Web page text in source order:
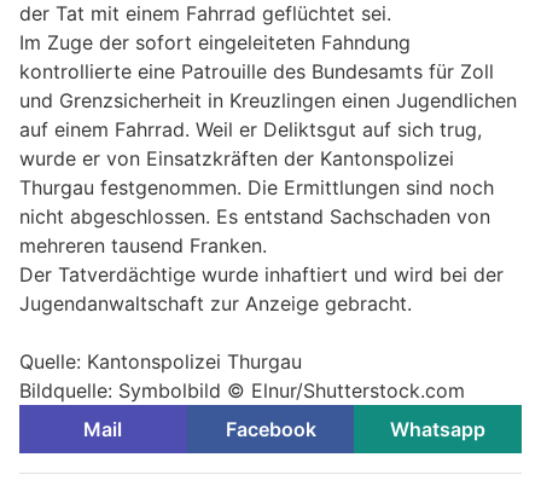
der Tat mit einem Fahrrad geflüchtet sei.
Im Zuge der sofort eingeleiteten Fahndung
kontrollierte eine Patrouille des Bundesamts für Zoll
und Grenzsicherheit in Kreuzlingen einen Jugendlichen
auf einem Fahrrad. Weil er Deliktsgut auf sich trug,
wurde er von Einsatzkräften der Kantonspolizei
Thurgau festgenommen. Die Ermittlungen sind noch
nicht abgeschlossen. Es entstand Sachschaden von
mehreren tausend Franken.
Der Tatverdächtige wurde inhaftiert und wird bei der
Jugendanwaltschaft zur Anzeige gebracht.
Quelle: Kantonspolizei Thurgau
Bildquelle: Symbolbild © Elnur/Shutterstock.com
Mail
Facebook Whatsapp